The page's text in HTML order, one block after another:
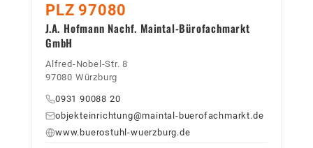
PLZ 97080
J.A. Hofmann Nachf. Maintal-Bürofachmarkt
GmbH
Alfred-Nobel-Str. 8
97080 Würzburg
0931 90088 20
objekteinrichtung@maintal-buerofachmarkt.de
www.buerostuhl-wuerzburg.de